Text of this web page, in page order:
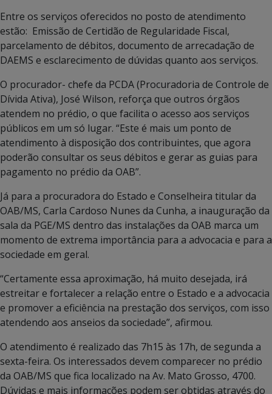
Entre os serviços oferecidos no posto de atendimento
estão: Emissão de Certidão de Regularidade Fiscal,
parcelamento de débitos, documento de arrecadação de
DAEMS e esclarecimento de dúvidas quanto aos serviços.
O procurador- chefe da PCDA (Procuradoria de Controle de
Dívida Ativa), José Wilson, reforça que outros órgãos
atendem no prédio, o que facilita o acesso aos serviços
públicos em um só lugar. “Este é mais um ponto de
atendimento à disposição dos contribuintes, que agora
poderão consultar os seus débitos e gerar as guias para
pagamento no prédio da OAB”.
Já para a procuradora do Estado e Conselheira titular da
OAB/MS, Carla Cardoso Nunes da Cunha, a inauguração da
sala da PGE/MS dentro das instalações da OAB marca um
momento de extrema importância para a advocacia e para a
sociedade em geral.
“Certamente essa aproximação, há muito desejada, irá
estreitar e fortalecer a relação entre o Estado e a advocacia
e promover a eficiência na prestação dos serviços, com isso
atendendo aos anseios da sociedade”, afirmou.
O atendimento é realizado das 7h15 às 17h, de segunda a
sexta-feira. Os interessados devem comparecer no prédio
da OAB/MS que fica localizado na Av. Mato Grosso, 4700.
Dúvidas e mais informações podem ser obtidas através do